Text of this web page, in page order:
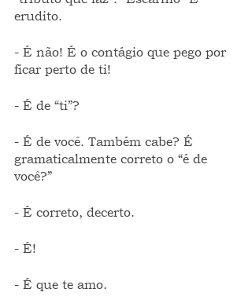
erudito.
- É não! É o contágio que pego por
ficar perto de ti!
- É de “ti”?
- É de você. Também cabe? É
gramaticalmente correto o “é de
você?”
- É correto, decerto.
- É!
- É que te amo.